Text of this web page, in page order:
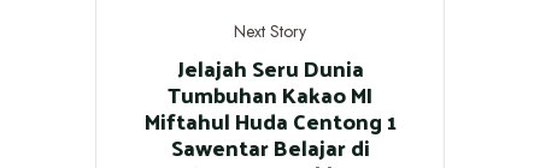
Next Story
Jelajah Seru Dunia
Tumbuhan Kakao MI
Miftahul Huda Centong 1
Sawentar Belajar di